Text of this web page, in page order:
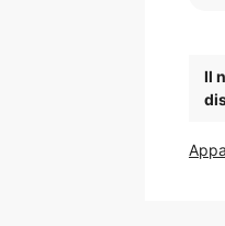
Il